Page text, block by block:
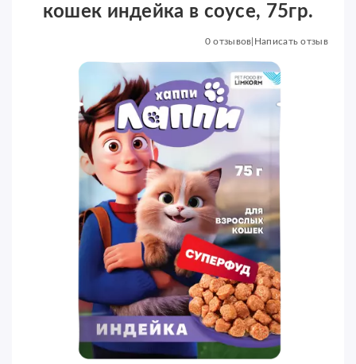
кошек индейка в соусе, 75гр.
0 отзывов Написать отзыв